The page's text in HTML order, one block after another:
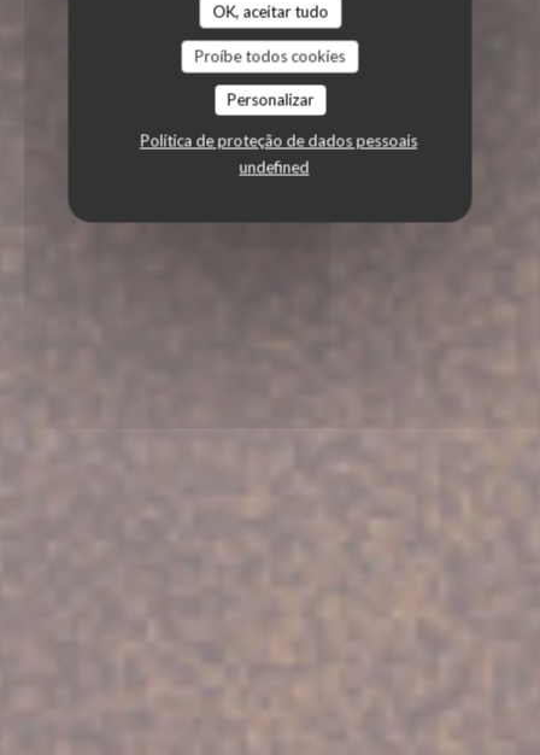
OK, aceitar tudo
Proíbe todos cookies
Personalizar
Política de proteção de dados pessoais
undefined